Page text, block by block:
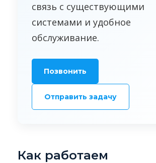
связь с существующими
системами и удобное
обслуживание.
Позвонить
Отправить задачу
Как работаем